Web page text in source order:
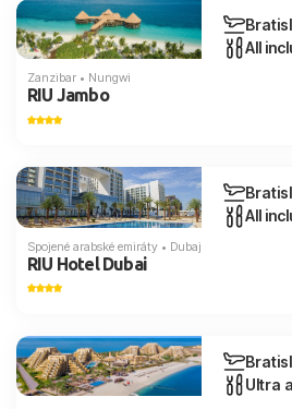
Zanzibar • Nungwi
RIU Jambo
All
Spojené arabské emiráty • Dubaj
RIU Hotel Dubai
All
Ultra